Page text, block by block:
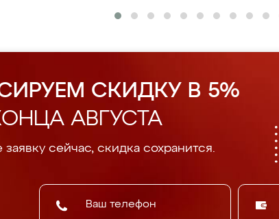
СКИДКУ В 5%
АВГУСТА
заявку сейчас, скидка сохранится.